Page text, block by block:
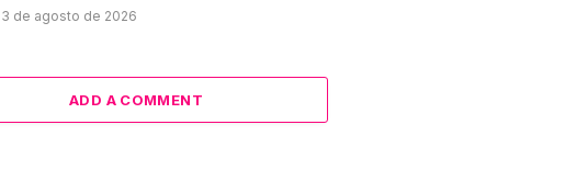
3 de agosto de 2026
ADD A COMMENT